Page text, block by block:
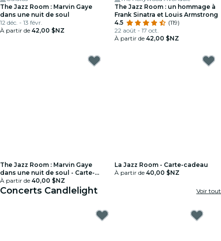
The Jazz Room : Marvin Gaye
dans une nuit de soul
12 déc. - 13 févr.
À partir de 42,00 $NZ
The Jazz Room : un hommage à
Frank Sinatra et Louis Armstrong
4.5
(119)
22 août - 17 oct.
À partir de 42,00 $NZ
The Jazz Room : Marvin Gaye
dans une nuit de soul - Carte-
cadeau
À partir de 40,00 $NZ
La Jazz Room - Carte-cadeau
À partir de 40,00 $NZ
Concerts Candlelight Voir tout